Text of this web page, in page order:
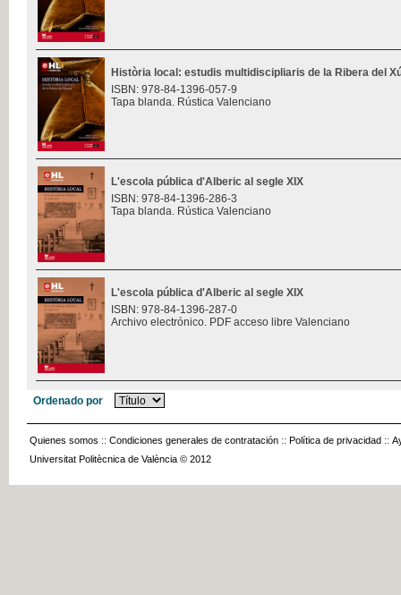
Història local: estudis multidiscipliaris de la Ribera del
ISBN: 978-84-1396-057-9
Tapa blanda. Rústica Valenciano
L'escola pública d'Alberic al segle XIX
ISBN: 978-84-1396-286-3
Tapa blanda. Rústica Valenciano
L'escola pública d'Alberic al segle XIX
ISBN: 978-84-1396-287-0
Archivo electrónico. PDF acceso libre Valenciano
Ordenado por
Quienes somos :: Condiciones generales de contratación :: Política de privacidad ::
Universitat Politècnica de València © 2012